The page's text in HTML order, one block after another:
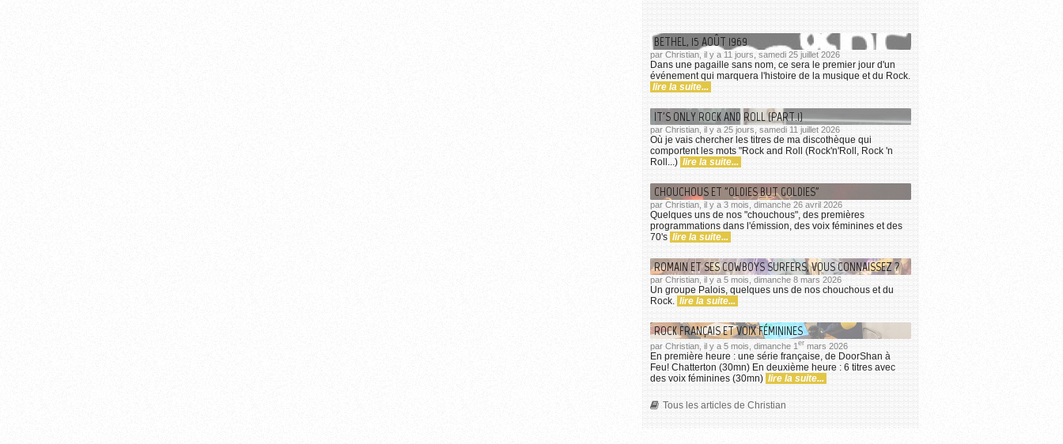
BETHEL, 15 AOÛT 1969
par Christian, il y a 11 jours, samedi 25 juillet 2026
Dans une pagaille sans nom, ce sera le premier jour d'un
événement qui marquera l'histoire de la musique et du Rock.
lire la suite...
IT'S ONLY ROCK AND ROLL (PART.1)
par Christian, il y a 25 jours, samedi 11 juillet 2026
Où je vais chercher les titres de ma discothèque qui
comportent les mots "Rock and Roll (Rock'n'Roll, Rock 'n
Roll...) lire la suite...
CHOUCHOUS ET "OLDIES BUT GOLDIES"
par Christian, il y a 3 mois, dimanche 26 avril 2026
Quelques uns de nos "chouchous", des premières
programmations dans l'émission, des voix féminines et des
70's lire la suite...
ROMAIN ET SES COWBOYS SURFERS, VOUS CONNAISSEZ ?
par Christian, il y a 5 mois, dimanche 8 mars 2026
Un groupe Palois, quelques uns de nos chouchous et du
Rock. lire la suite...
ROCK FRANÇAIS ET VOIX FÉMININES
par Christian, il y a 5 mois, dimanche 1 er mars 2026
En première heure : une série française, de DoorShan à
Feu! Chatterton (30mn) En deuxième heure : 6 titres avec
des voix féminines (30mn) lire la suite...
Tous les articles de Christian